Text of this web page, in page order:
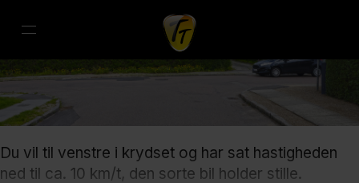
Du vil til venstre i krydset og har sat hastigheden
ned til ca. 10 km/t, den sorte bil holder stille.